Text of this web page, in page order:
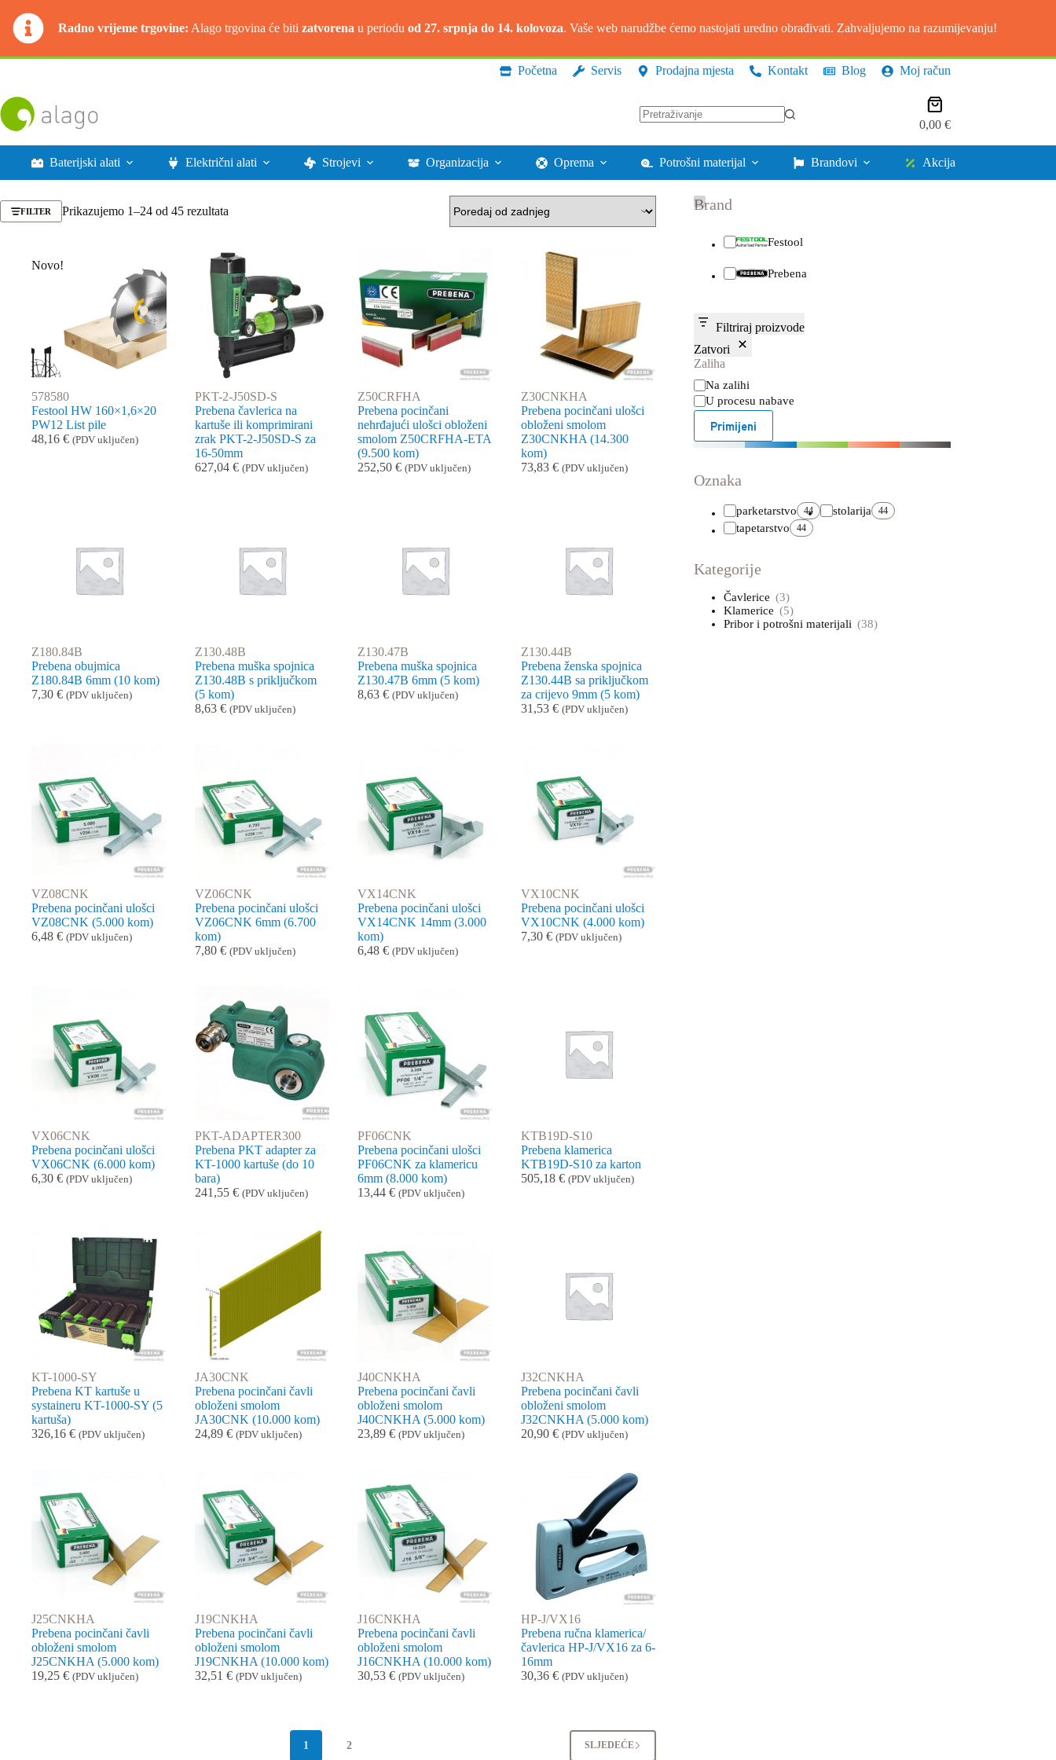
Radno vrijeme trgovine: Alago trgovina će biti zatvorena u periodu od 27. srpnja do 14. kolovoza. Vaše web narudžbe ćemo nastojati uredno obrađivati. Zahvaljujemo na razumijevanju!
Preskoči
Početna Servis Prodajna mjesta Kontakt Blog Moj račun
rezultata.
Košarica
0,00 €
Baterijski alati Električni alati Strojevi Organizacija Oprema Potrošni materijal Brandovi Akcija
FILTER Prikazujemo 1–24 od 45 rezultata
Novo!
578580
Festool HW 160×1,6×20
PW12 List pile
48,16 € (PDV uključen)
PKT-2-J50SD-S
Prebena čavlerica na
kartuše ili komprimirani
zrak PKT-2-J50SD-S za
16-50mm
627,04 € (PDV uključen)
Z50CRFHA
Prebena pocinčani
nehrđajući ulošci obloženi
smolom Z50CRFHA-ETA
(9.500 kom)
252,50€ (PDV uključen)
Z30CNKHA
Prebena pocinčani ulošci
obloženi smolom
Z30CNKHA (14.300
kom)
73,83 € (PDV uključen)
Z180.84B
Prebena obujmica
Z180.84B 6mm (10 kom)
7,30 € (PDV uključen)
Z130.48B
Prebena muška spojnica
Z130.48B s priključkom
(5 kom)
8,63 € (PDV uključen)
Z130.47B
Prebena muška spojnica
Z130.47B 6mm (5 kom)
8,63€ (PDV uključen)
Z130.44B
Prebena ženska spojnica
Z130.44B sa priključkom
za crijevo 9mm (5 kom)
31,53 € (PDV uključen)
VZ08CNK
Prebena pocinčani ulošci
VZ08CNK (5.000 kom)
6,48 € (PDV uključen)
VZ06CNK
Prebena pocinčani ulošci
VZ06CNK 6mm (6.700
kom)
7,80 € (PDV uključen)
VX14CNK
Prebena pocinčani ulošci
VX14CNK 14mm (3.000
kom)
6,48€ (PDV uključen)
VX10CNK
Prebena pocinčani ulošci
VX10CNK (4.000 kom)
7,30 € (PDV uključen)
VX06CNK
Prebena pocinčani ulošci
VX06CNK (6.000 kom)
6,30 € (PDV uključen)
PKT-ADAPTER300
Prebena PKT adapter za
KT-1000 kartuše (do 10
bara)
241,55 € (PDV uključen)
PF06CNK
Prebena pocinčani ulošci
PF06CNK za klamericu
6mm (8.000 kom)
13,44€ (PDV uključen)
KTB19D-S10
Prebena klamerica
KTB19D-S10 za karton
505,18 € (PDV uključen)
KT-1000-SY
Prebena KT kartuše u
systaineru KT-1000-SY (5
kartuša)
326,16 € (PDV uključen)
JA30CNK
Prebena pocinčani čavli
obloženi smolom
JA30CNK (10.000 kom)
24,89 € (PDV uključen)
J40CNKHA
Prebena pocinčani čavli
obloženi smolom
J40CNKHA (5.000 kom)
23,89€ (PDV uključen)
J32CNKHA
Prebena pocinčani čavli
obloženi smolom
J32CNKHA (5.000 kom)
20,90 € (PDV uključen)
J25CNKHA
Prebena pocinčani čavli
obloženi smolom
J25CNKHA (5.000 kom)
19,25 € (PDV uključen)
J19CNKHA
Prebena pocinčani čavli
obloženi smolom
J19CNKHA (10.000 kom)
32,51 € (PDV uključen)
J16CNKHA
Prebena pocinčani čavli
obloženi smolom
J16CNKHA (10.000 kom)
30,53€ (PDV uključen)
HP-J/VX16
Prebena ručna klamerica/
čavlerica HP-J/VX16 za 6-
16mm
30,36 € (PDV uključen)
1 2 SLJEDEĆE
Brand
Festool
Prebena
Filtriraj proizvode
Zatvori
Zaliha
Dostupnost
Na zalihi
U procesu nabave
Primijeni
Oznaka
parketarstvo 44 stolarija 44
tapetarstvo 44
Kategorije
Čavlerice (3)
Klamerice (5)
Pribor i potrošni materijali (38)